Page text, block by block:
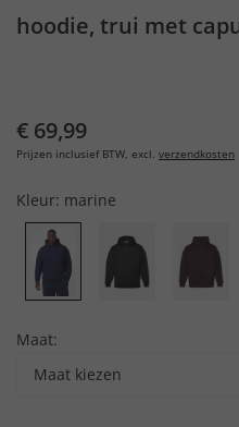
hoodie, trui met
€ 69,99
Prijzen inclusief BTW, excl. verzendkosten
Kleur: marine
Maat:
Maat kiezen